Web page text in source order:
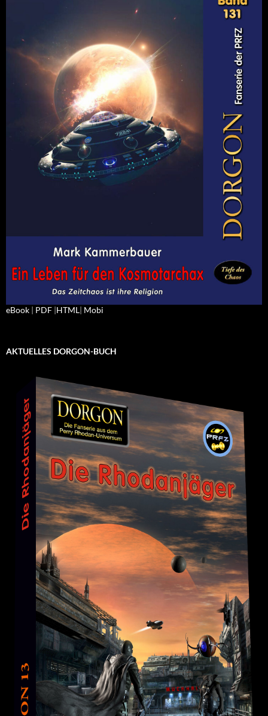
eBook | PDF |HTML| Mobi
AKTUELLES DORGON-BUCH